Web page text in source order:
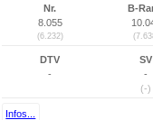
Nr.
8.055
(6.232)
B-
DTV
-
SV
-
(-)
Infos...